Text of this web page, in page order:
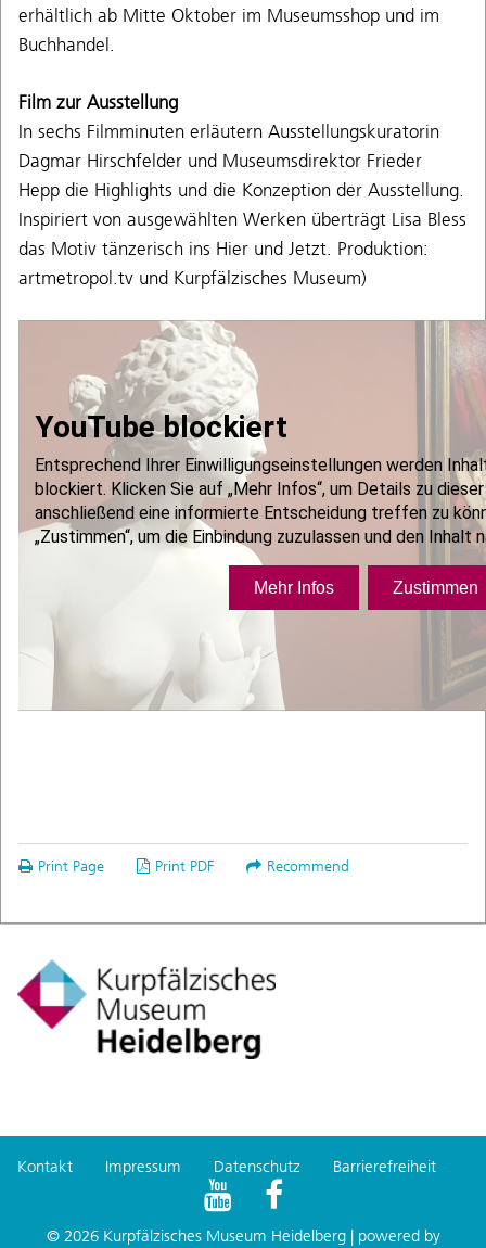
erhältlich ab Mitte Oktober im Museumsshop und im
Buchhandel.
Film zur Ausstellung
In sechs Filmminuten erläutern Ausstellungskuratorin
Dagmar Hirschfelder und Museumsdirektor Frieder
Hepp die Highlights und die Konzeption der Ausstellung.
Inspiriert von ausgewählten Werken überträgt Lisa Bless
das Motiv tänzerisch ins Hier und Jetzt. Produktion:
artmetropol.tv und Kurpfälzisches Museum)
Print Page Print PDF Recommend
Kontakt Impressum Datenschutz Barrierefreiheit
© 2026 Kurpfälzisches Museum Heidelberg | powered by